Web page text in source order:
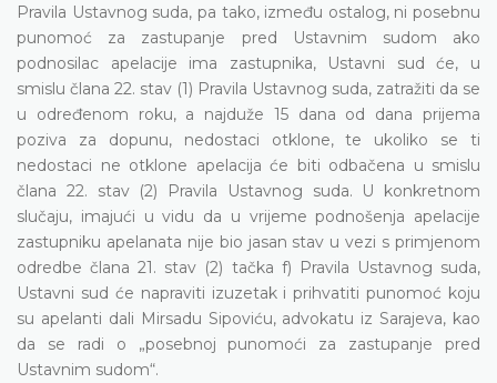
Pravila Ustavnog suda, pa tako, između ostalog, ni posebnu
punomoć za zastupanje pred Ustavnim sudom ako
podnosilac apelacije ima zastupnika, Ustavni sud će, u
smislu člana 22. stav (1) Pravila Ustavnog suda, zatražiti da se
u određenom roku, a najduže 15 dana od dana prijema
poziva za dopunu, nedostaci otklone, te ukoliko se ti
nedostaci ne otklone apelacija će biti odbačena u smislu
člana 22. stav (2) Pravila Ustavnog suda. U konkretnom
slučaju, imajući u vidu da u vrijeme podnošenja apelacije
zastupniku apelanata nije bio jasan stav u vezi s primjenom
odredbe člana 21. stav (2) tačka f) Pravila Ustavnog suda,
Ustavni sud će napraviti izuzetak i prihvatiti punomoć koju
su apelanti dali Mirsadu Sipoviću, advokatu iz Sarajeva, kao
da se radi o „posebnoj punomoći za zastupanje pred
Ustavnim sudom“.